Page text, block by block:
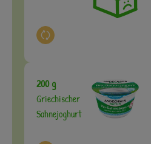
Auswahl ändern
200 g
Griechischer
Sahnejoghurt